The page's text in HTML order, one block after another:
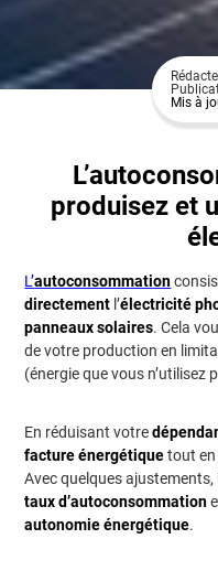
Mis à
produisez et
L’autoconsommation
directement l’électricité
panneaux solaires. Cela
de votre production en
(énergie que vous n’utilisez
En réduisant votre
facture énergétiquetout
Avec quelques ajustements,
taux d’autoconsommation
autonomie énergétique.